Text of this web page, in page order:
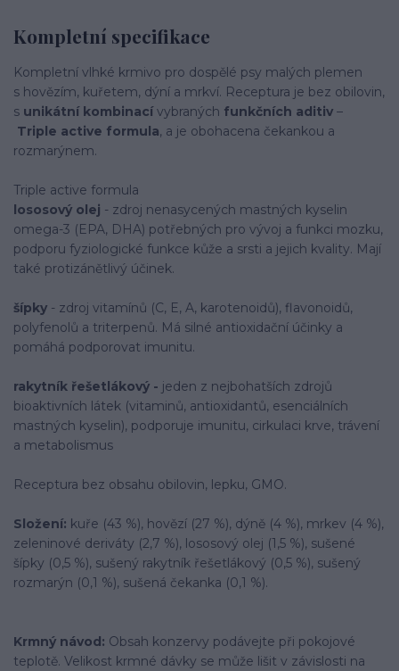
Kompletní specifikace
Kompletní vlhké krmivo pro dospělé psy malých plemen
s hovězím, kuřetem, dýní a mrkví. Receptura je bez obilovin,
s unikátní kombinacívybraných funkčních aditiv –
Triple active formula, a je obohacena čekankou a
rozmarýnem.
Triple active formula
lososový olej - zdroj nenasycených mastných kyselin
omega-3 (EPA, DHA) potřebných pro vývoj a funkci mozku,
podporu fyziologické funkce kůže a srsti a jejich kvality. Mají
také protizánětlivý účinek.
šípky - zdroj vitamínů (C, E, A, karotenoidů), flavonoidů,
polyfenolů a triterpenů. Má silné antioxidační účinky a
pomáhá podporovat imunitu.
rakytník řešetlákový - jeden z nejbohatších zdrojů
bioaktivních látek (vitaminů, antioxidantů, esenciálních
mastných kyselin), podporuje imunitu, cirkulaci krve, trávení
a metabolismus
Receptura bez obsahu obilovin, lepku, GMO.
Složení: kuře (43 %), hovězí (27 %), dýně (4 %), mrkev (4 %),
zeleninové deriváty (2,7 %), lososový olej (1,5 %), sušené
šípky (0,5 %), sušený rakytník řešetlákový (0,5 %), sušený
rozmarýn (0,1 %), sušená čekanka (0,1 %).
Krmný návod: Obsah konzervy podávejte při pokojové
teplotě. Velikost krmné dávky se může lišit v závislosti na